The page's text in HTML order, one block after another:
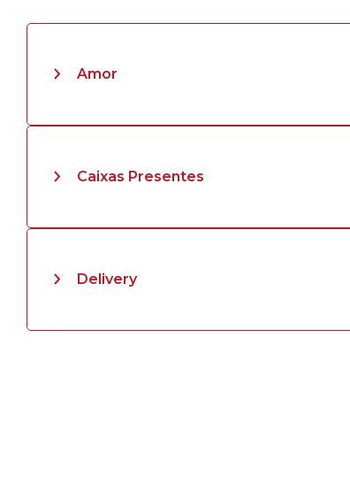
Amor
Caixas Presentes
Delivery